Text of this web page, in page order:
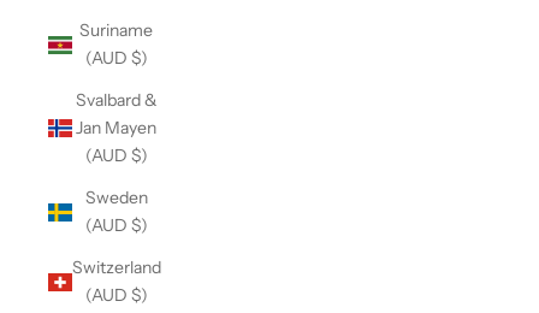
Suriname
(AUD $)
Svalbard &
Jan Mayen
(AUD $)
Sweden
(AUD $)
Switzerland
(AUD $)